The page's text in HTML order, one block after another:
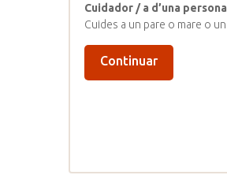
Cuidador / a d’una
Cuides a un pare o mare o
Continuar